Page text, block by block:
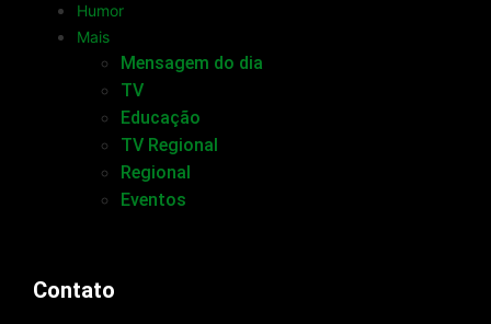
Humor
Mais
Mensagem do dia
TV
Educação
TV Regional
Regional
Eventos
Contato